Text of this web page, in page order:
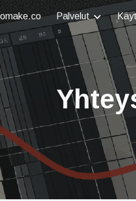
to main content
Palvelut